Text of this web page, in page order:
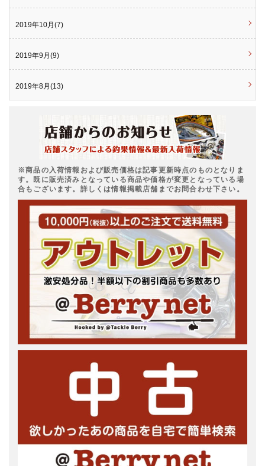
2019年10月(7)
2019年9月(9)
2019年8月(13)
※商品の入荷情報および販売価格は記事更新時点のものとなりま
す。既に販売済みとなっている商品や価格が変更となっている場
合もございます。詳しくは情報掲載店舗までお問合わせ下さい。